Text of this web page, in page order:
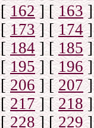
[162] [163]
[173] [174]
[184] [ 185]
[195] [196]
[206] [207]
[217] [218]
[228] [229]